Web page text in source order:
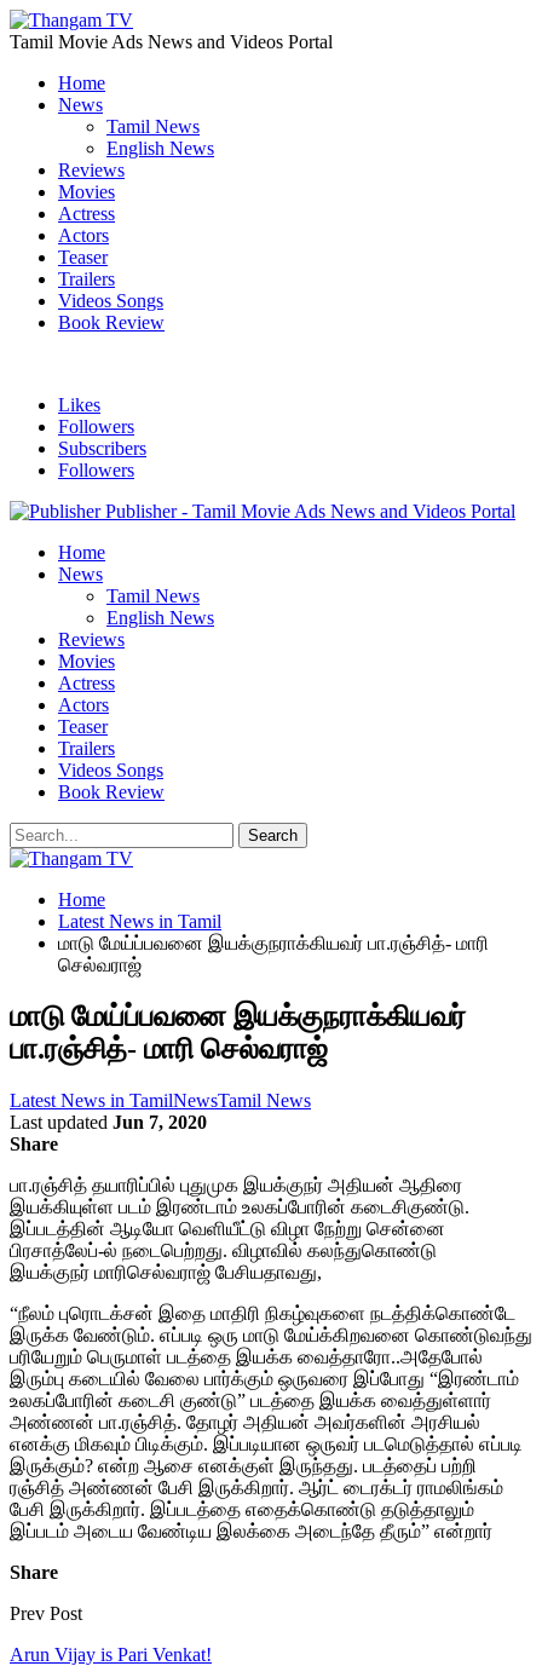
Tamil Movie Ads News and Videos Portal
Home
News
Tamil News
English News
Reviews
Movies
Actress
Actors
Teaser
Trailers
Videos Songs
Book Review
Likes
Followers
Subscribers
Followers
Publisher - Tamil Movie Ads News and Videos Portal
Home
News
Tamil News
English News
Reviews
Movies
Actress
Actors
Teaser
Trailers
Videos Songs
Book Review
Home
Latest News in Tamil
மாடு மேய்ப்பவனை இயக்குநராக்கியவர் பா.ரஞ்சித்- மாரி
செல்வராஜ்
மாடு மேய்ப்பவனை இயக்குநராக்கியவர்
பா.ரஞ்சித்- மாரி செல்வராஜ்
Latest News in TamilNewsTamil News
Last updated Jun 7, 2020
Share
பா.ரஞ்சித் தயாரிப்பில் புதுமுக இயக்குநர் அதியன் ஆதிரை
இயக்கியுள்ள படம் இரண்டாம் உலகப்போரின் கடைசிகுண்டு.
இப்படத்தின் ஆடியோ வெளியீட்டு விழா நேற்று சென்னை
பிரசாத்லேப்-ல் நடைபெற்றது. விழாவில் கலந்துகொண்டு
இயக்குநர் மாரிசெல்வராஜ் பேசியதாவது,
“நீலம் புரொடக்சன் இதை மாதிரி நிகழ்வுகளை நடத்திக்கொண்டே
இருக்க வேண்டும். எப்படி ஒரு மாடு மேய்க்கிறவனை கொண்டுவந்து
பரியேறும் பெருமாள் படத்தை இயக்க வைத்தாரோ..அதேபோல்
இரும்பு கடையில் வேலை பார்க்கும் ஒருவரை இப்போது “இரண்டாம்
உலகப்போரின் கடைசி குண்டு” படத்தை இயக்க வைத்துள்ளார்
அண்ணன் பா.ரஞ்சித். தோழர் அதியன் அவர்களின் அரசியல்
எனக்கு மிகவும் பிடிக்கும். இப்படியான ஒருவர் படமெடுத்தால் எப்படி
இருக்கும்? என்ற ஆசை எனக்குள் இருந்தது. படத்தைப் பற்றி
ரஞ்சித் அண்ணன் பேசி இருக்கிறார். ஆர்ட் டைரக்டர் ராமலிங்கம்
பேசி இருக்கிறார். இப்படத்தை எதைக்கொண்டு தடுத்தாலும்
இப்படம் அடைய வேண்டிய இலக்கை அடைந்தே தீரும்” என்றார்
Share
Prev Post
Arun Vijay is Pari Venkat!